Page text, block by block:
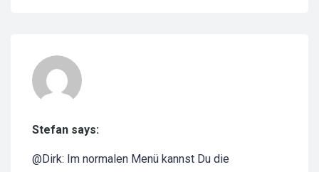
Stefan says:
@Dirk: Im normalen Menü kannst Du die